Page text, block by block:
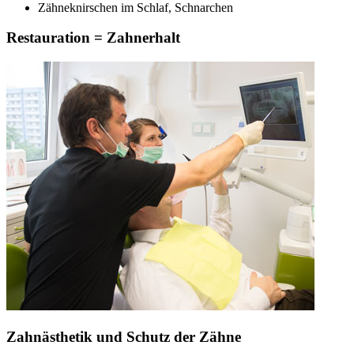
Zähneknirschen im Schlaf, Schnarchen
Restauration = Zahnerhalt
Zahnästhetik und Schutz der Zähne